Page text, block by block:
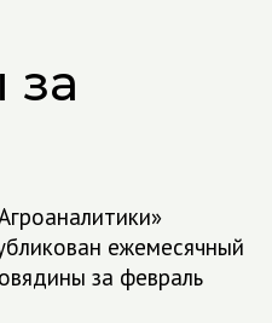
за
ежемесячный
за февраль